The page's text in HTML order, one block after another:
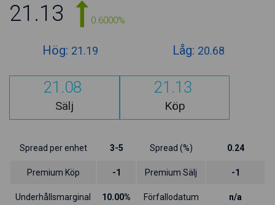
21.13 0.6000%
Hög: 21.19 Låg: 20.68
21.08
Sälj
21.13
Köp
Spread per enhet 3-5 Spread (%) 0.24
Premium Köp -1 Premium Sälj -1
Underhållsmarginal 10.00% Förfallodatum n/a